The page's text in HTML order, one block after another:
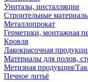
Унитазы, инсталляции
Строительные
Металлопрокат
Герметики, монтажная
Кровля
Лакокрасочная
Материалы для полов,
Метизная продукция/
Печное литьё